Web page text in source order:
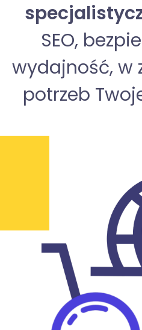
SEO,
wydajność, w
potrzeb